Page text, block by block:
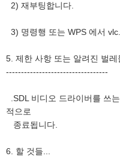
2) 재부팅합니다.
3) 명령행 또는 WPS 에서
5. 제한 사항 또는 알려진 벌레
----------------------------------
.SDL 비디오 드라이버를 쓰
적으로
종료됩니다.
6. 할 것들...